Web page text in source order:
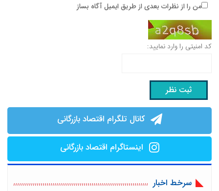
من را از نظرات بعدی از طریق ایمیل آگاه بساز
کد امنیتی را وارد نمایید:
کانال تلگرام اقتصاد بازرگانی
اینستاگرام اقتصاد بازرگانی
سرخط اخبار